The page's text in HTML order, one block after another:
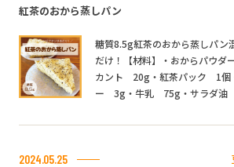
紅茶のおから蒸しパン
糖質8.5g紅茶のおから蒸しパン
だけ！【材料】・おからパウ
カント 20g・紅茶パック 1個
ー 3g・牛乳 75g・サラダ油
2024.05.25